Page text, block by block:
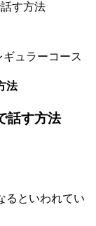
す方法
ギュラーコース
法
話す方法
るといわれてい